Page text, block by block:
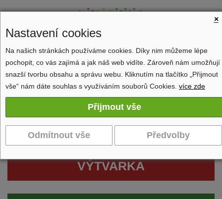
Zobrazit navigaci
VÝTVARKA
×
Nastavení cookies
Na našich stránkách používáme cookies. Díky nim můžeme lépe
pochopit, co vás zajímá a jak náš web vidíte. Zároveň nám umožňují
snazší tvorbu obsahu a správu webu. Kliknutím na tlačítko „Přijmout
vše“ nám dáte souhlas s využíváním souborů Cookies. více zde